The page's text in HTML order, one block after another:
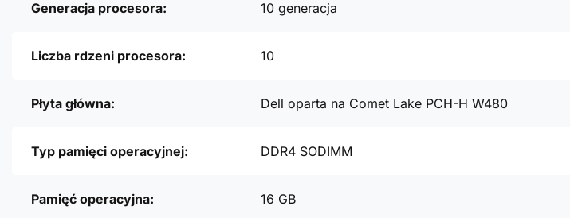
Generacja procesora: 10 generacja
Liczba rdzeni procesora: 10
Płyta główna: Dell oparta na Comet Lake PCH-H W480
Typ pamięci operacyjnej: DDR4 SODIMM
Pamięć operacyjna: 16 GB